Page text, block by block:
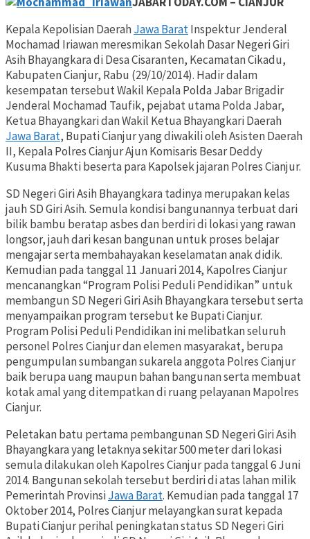
Kepala Kepolisian DaerahJawa BaratInspektur Jenderal
Mochamad Iriawan meresmikan Sekolah Dasar Negeri Giri
Asih Bhayangkara di Desa Cisaranten, Kecamatan Cikadu,
Kabupaten Cianjur, Rabu (29/10/2014). Hadir dalam
kesempatan tersebut Wakil Kepala Polda Jabar Brigadir
Jenderal Mochamad Taufik, pejabat utama Polda Jabar,
Ketua Bhayangkari dan Wakil Ketua Bhayangkari Daerah
Jawa Barat, Bupati Cianjur yang diwakili oleh Asisten Daerah
II, Kepala Polres Cianjur Ajun Komisaris Besar Deddy
Kusuma Bhakti beserta para Kapolsek jajaran Polres Cianjur.
SD Negeri Giri Asih Bhayangkara tadinya merupakan kelas
jauh SD Giri Asih. Semula kondisi bangunannya terbuat dari
bilik bambu beratap asbes dan berdiri di lokasi yang rawan
longsor, jauh dari kesan bangunan untuk proses belajar
mengajar serta membahayakan keselamatan anak didik.
Kemudian pada tanggal 11 Januari 2014, Kapolres Cianjur
mencanangkan “Program Polisi Peduli Pendidikan” untuk
membangun SD Negeri Giri Asih Bhayangkara tersebut serta
menyampaikan program tersebut ke Bupati Cianjur.
Program Polisi Peduli Pendidikan ini melibatkan seluruh
personel Polres Cianjur dan elemen masyarakat, berupa
pengumpulan sumbangan sukarela anggota Polres Cianjur
baik berupa uang maupun bahan bangunan serta membuat
kotak amal yang ditempatkan di ruang pelayanan Mapolres
Cianjur.
Peletakan batu pertama pembangunan SD Negeri Giri Asih
Bhayangkara yang letaknya sekitar 500 meter dari lokasi
semula dilakukan oleh Kapolres Cianjur pada tanggal 6 Juni
2014. Bangunan sekolah tersebut berdiri di atas lahan milik
Pemerintah ProvinsiJawa Barat. Kemudian pada tanggal 17
Oktober 2014, Polres Cianjur melayangkan surat kepada
Bupati Cianjur perihal peningkatan status SD Negeri Giri